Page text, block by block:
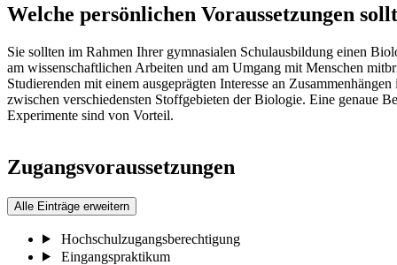
Welche persönlichen Voraussetzungen
Sie sollten im Rahmen Ihrer gymnasialen Schulausbildung einen
am wissenschaftlichen Arbeiten und am Umgang mit Menschen
Studierenden mit einem ausgeprägten Interesse an
zwischen verschiedensten Stoffgebieten der Biologie. Eine genaue
Experimente sind von Vorteil.
Zugangsvoraussetzungen
Alle Einträge erweitern
Hochschulzugangsberechtigung
Eingangspraktikum